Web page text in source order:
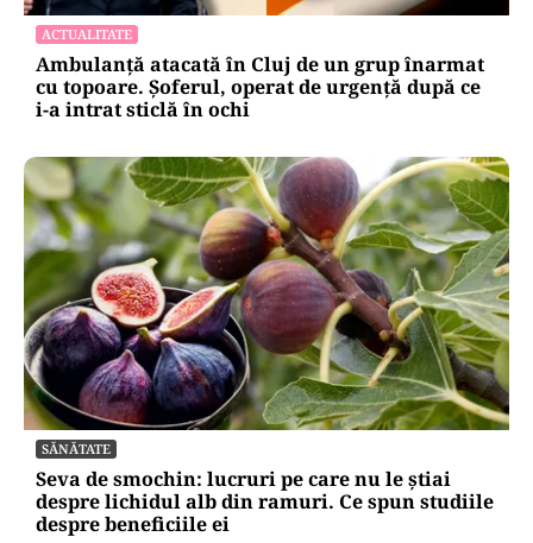
ACTUALITATE
Ambulanță atacată în Cluj de un grup înarmat
cu topoare. Șoferul, operat de urgență după ce
i-a intrat sticlă în ochi
SĂNĂTATE
Seva de smochin: lucruri pe care nu le știai
despre lichidul alb din ramuri. Ce spun studiile
despre beneficiile ei